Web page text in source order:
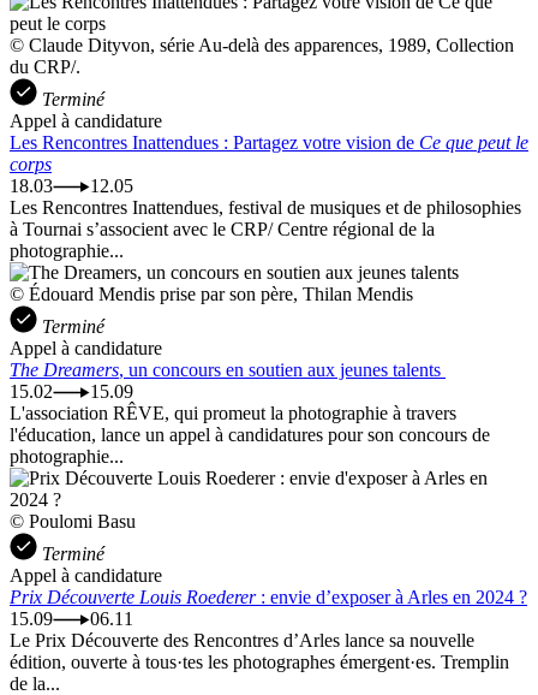
© Claude Dityvon, série Au-delà des apparences, 1989, Collection
du CRP/.
Terminé
Appel à candidature
Les Rencontres Inattendues : Partagez votre vision de Ce que peut le
corps
18.03
12.05
Les Rencontres Inattendues, festival de musiques et de philosophies
à Tournai s’associent avec le CRP/ Centre régional de la
photographie...
© Édouard Mendis prise par son père, Thilan Mendis
Terminé
Appel à candidature
The Dreamers, un concours en soutien aux jeunes talents
15.02
15.09
L'association RÊVE, qui promeut la photographie à travers
l'éducation, lance un appel à candidatures pour son concours de
photographie...
© Poulomi Basu
Terminé
Appel à candidature
Prix Découverte Louis Roederer: envie d’exposer à Arles en 2024 ?
15.09
06.11
Le Prix Découverte des Rencontres d’Arles lance sa nouvelle
édition, ouverte à tous·tes les photographes émergent·es. Tremplin
de la...